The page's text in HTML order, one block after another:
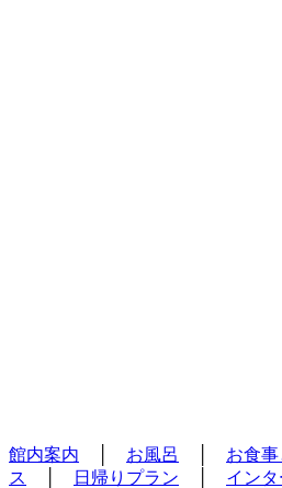
館内案内 お風呂 お食
ス
日帰りプラン イン